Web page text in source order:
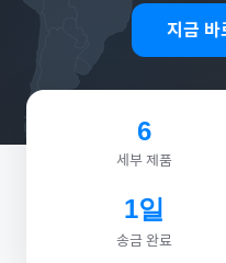
지금 바
6
세부 제품
1일
송금 완료